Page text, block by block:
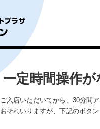
一定時間操作
ご入店いただいてから、30分間
おそれいりますが、下記のボタ